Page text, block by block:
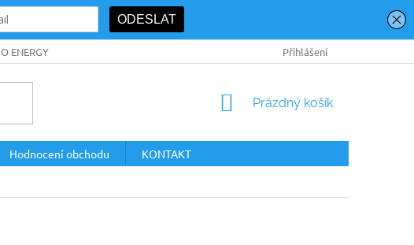
O ENERGY Přihlášení
NÁKUPNÍ
Prázdný košík
Hodnocení obchodu
KONTAKT